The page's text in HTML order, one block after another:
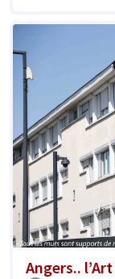
Angers..